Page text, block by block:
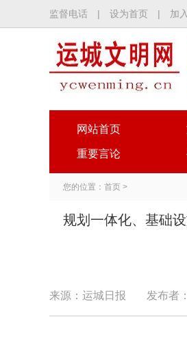
监督电话 | 设为首页 | 加
网站首页
重要言论
您的位置： 首页 >
规划一体化、基础
来源：运城日报 发布者：